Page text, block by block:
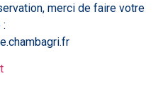
merci de faire votre